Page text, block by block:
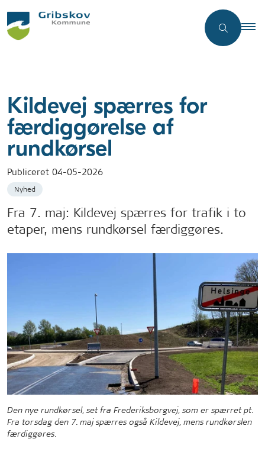
Kildevej spærres for
færdiggørelse af
rundkørsel
Publiceret 04-05-2026
Nyhed
Fra 7. maj: Kildevej spærres for trafik i to
etaper, mens rundkørsel færdiggøres.
Den nye rundkørsel, set fra Frederiksborgvej, som er spærret pt.
Fra torsdag den 7. maj spærres også Kildevej, mens rundkørslen
færdiggøres.